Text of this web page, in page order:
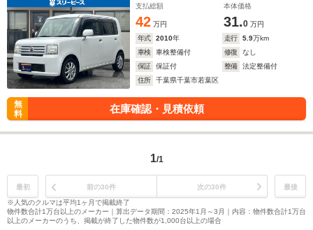
支払総額
42 万円
本体価格
31.0 万円
年式
2010年 走行 5.9万km
車検
車検整備付 修復
なし
保証
保証付 整備
法定整備付
住所
千葉県千葉市若葉区
無
料
在庫確認・見積依頼
1/1
最初 前の30件 次の30件
最後
※人気のクルマは平均1ヶ月で掲載終了
物件数合計1万台以上のメーカー｜算出データ期間：2025年1月～3月｜内容：物件数合計1万台
以上のメーカーのうち、掲載が終了した物件数が1,000台以上の場合